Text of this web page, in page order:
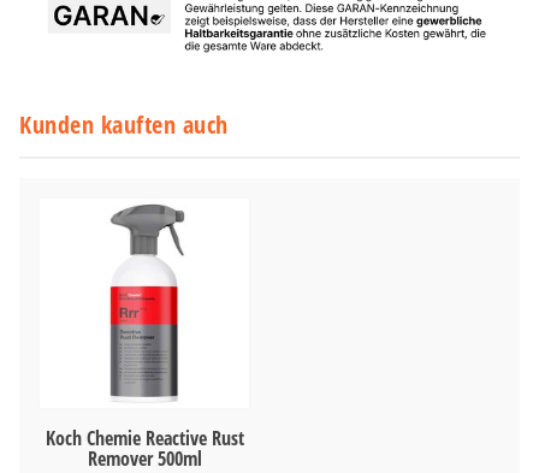
Kunden kauften auch
Koch Chemie Reactive Rust
Remover 500ml